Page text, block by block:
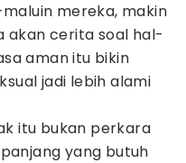
mereka, makin
akan cerita soal hal-
aman itu bikin
jadi lebih alami
itu bukan perkara
yang butuh